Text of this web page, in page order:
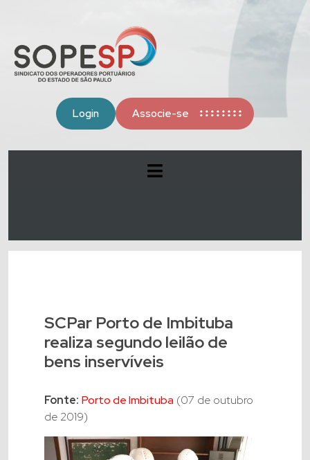
Login Associe-se
SCPar Porto de Imbituba
realiza segundo leilão de
bens inservíveis
Fonte: Porto de Imbituba (07 de outubro
de 2019)